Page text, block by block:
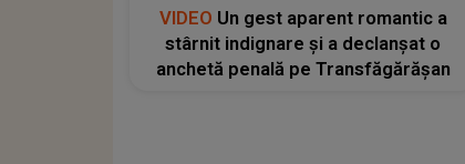
VIDEO Un gest aparent romantic a
stârnit indignare și a declanșat o
anchetă penală pe Transfăgărășan